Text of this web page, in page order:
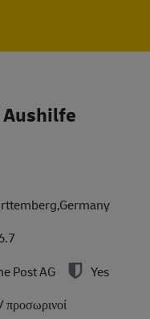
Post AG
Yes
προσωρινοί